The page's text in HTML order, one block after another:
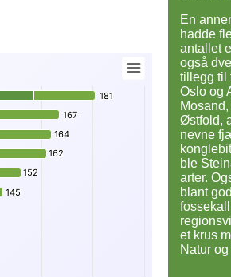
En
hadde
antallet
også
tillegg til
Oslo og
Østfold,
nevne
ble
arter.
blant
et krus
Natur
181
181
167
167
164
164
162
162
152
152
145
145